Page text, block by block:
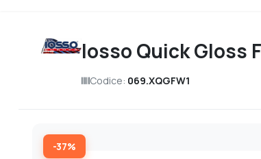
Iosso Quick Gloss
Codice: 069.XQGFW1
-37%